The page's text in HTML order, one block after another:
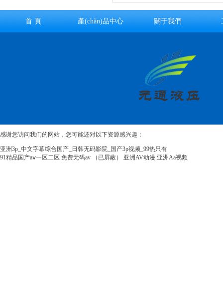
首 頁 產(chǎn)品中心 關于我們
感谢您访问我们的网站，您可能还对以下资源感兴趣：
亚洲3p_中文字幕综合国产_日韩无码影院_国产3p视频_99热只有
91精品国产aⅴ一区二区 免费无码av （已屏蔽） 亚洲AV动漫 亚洲Aa视频